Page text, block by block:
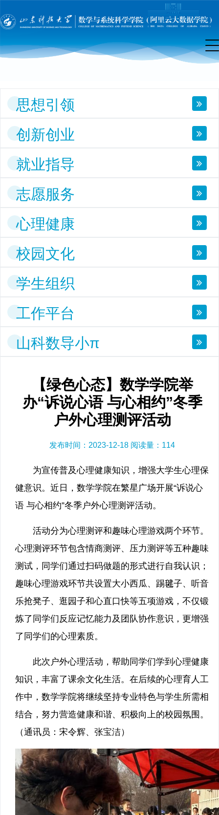
团
作
思想引领
创新创业
就业指导
志愿服务
心理健康
校园文化
学生组织
工作平台
山科数导小π
【绿色心态】数学学院举
办“诉说心语 与心相约”冬季
户外心理测评活动
发布时间：2023-12-18 阅读量： 114
为宣传普及心理健康知识，增强大学生心理保
健意识。近日，数学学院在繁星广场开展“诉说心
语 与心相约”冬季户外心理测评活动。
活动分为心理测评和趣味心理游戏两个环节。
心理测评环节包含情商测评、压力测评等五种趣味
测试，同学们通过扫码做题的形式进行自我认识；
趣味心理游戏环节共设置大小西瓜、踢毽子、听音
乐抢凳子、逛园子和心直口快等五项游戏，不仅锻
炼了同学们反应记忆能力及团队协作意识，更增强
了同学们的心理素质。
此次户外心理活动，帮助同学们学到心理健康
知识，丰富了课余文化生活。在后续的心理育人工
作中，数学学院将继续坚持专业特色与学生所需相
结合，努力营造健康和谐、积极向上的校园氛围。
（通讯员：宋令辉、张宝洁）